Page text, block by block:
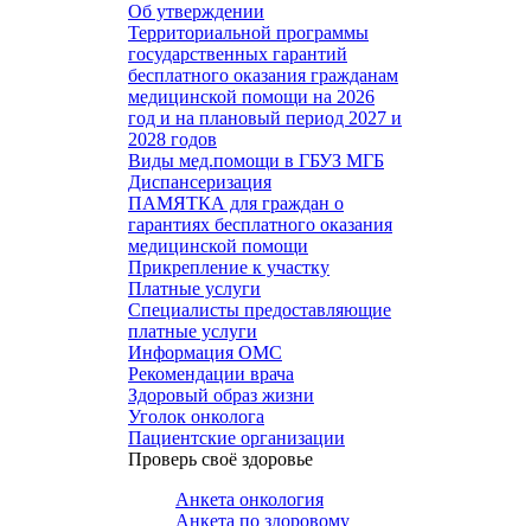
Об утверждении
Территориальной программы
государственных гарантий
бесплатного оказания гражданам
медицинской помощи на 2026
год и на плановый период 2027 и
2028 годов
Виды мед.помощи в ГБУЗ МГБ
Диспансеризация
ПАМЯТКА для граждан о
гарантиях бесплатного оказания
медицинской помощи
Прикрепление к участку
Платные услуги
Специалисты предоставляющие
платные услуги
Информация ОМС
Рекомендации врача
Здоровый образ жизни
Уголок онколога
Пациентские организации
Проверь своё здоровье
Анкета онкология
Анкета по здоровому